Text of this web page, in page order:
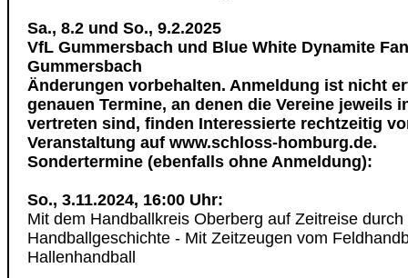
Sa., 8.2 und So., 9.2.2025
VfL Gummersbach und Blue White Dynamite
Gummersbach
Änderungen vorbehalten. Anmeldung ist nicht
genauen Termine, an denen die Vereine jeweils
vertreten sind, finden Interessierte rechtzeitig
Veranstaltung auf www.schloss-homburg.de.
Sondertermine (ebenfalls ohne Anmeldung):
So., 3.11.2024, 16:00 Uhr:
Mit dem Handballkreis Oberberg auf Zeitreise
Handballgeschichte - Mit Zeitzeugen vom
Hallenhandball